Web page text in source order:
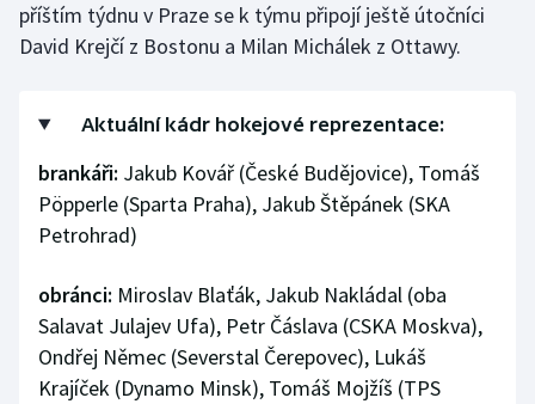
Parasport
Ragby
Rychlostní kanoistika
Short track
příštím týdnu v Praze se k týmu připojí ještě útočníci
David Krejčí z Bostonu a Milan Michálek z Ottawy.
Aktuální kádr hokejové reprezentace:
brankáři: Jakub Kovář (České Budějovice), Tomáš
Pöpperle (Sparta Praha), Jakub Štěpánek (SKA
Petrohrad)
obránci: Miroslav Blaťák, Jakub Nakládal (oba
Salavat Julajev Ufa), Petr Čáslava (CSKA Moskva),
Ondřej Němec (Severstal Čerepovec), Lukáš
Krajíček (Dynamo Minsk), Tomáš Mojžíš (TPS